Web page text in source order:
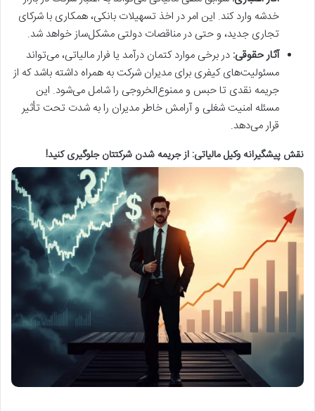
خدشه وارد کند. این امر در اخذ تسهیلات بانکی، همکاری با شرکای
تجاری جدید، و حتی در مناقصات دولتی مشکل‌ساز خواهد شد.
آثار حقوقی: در برخی موارد کتمان درآمد یا فرار مالیاتی، می‌تواند
مسئولیت‌های کیفری برای مدیران شرکت به همراه داشته باشد که از
جریمه نقدی تا حبس و ممنوع‌الخروجی را شامل می‌شود. این
مسئله امنیت شغلی و آرامش خاطر مدیران را به شدت تحت تأثیر
قرار می‌دهد.
نقش پیشگیرانه وکیل مالیاتی: از جریمه شدن شرکتتان جلوگیری کنید!